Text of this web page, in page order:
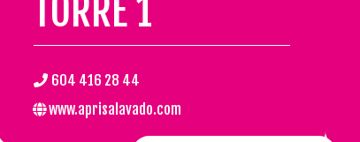
TORRE 1
604 416 28 44
www.aprisalavado.com